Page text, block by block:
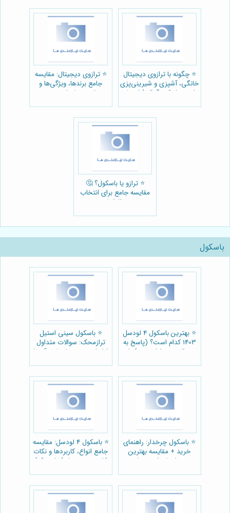
⭐️ چگونه با ترازوی دیجیتال
خانگی، آشپزی و شیرینی‌پزی
را متحول کنیم؟ 🍰 (راهنمای
⭐️ ترازوی دیجیتال: مقایسه
جامع برندها، ویژگی‌ها و
قیمت‌ها برای خرید
⭐️ ترازو یا باسکول؟ 🤔
مقایسه جامع برای انتخاب
بهینه و افزایش سود
باسکول
⭐️ بهترین باسکول 4 لودسل
1403 کدام است؟ (پاسخ به
سوالات متداول خرید) ⚖️
⭐️ باسکول سینی استیل
ترازمحک: سوالات متداول
قبل از خرید و پاسخ به آن‌ها
⭐️ باسکول چرخدار: راهنمای
خرید + مقایسه بهترین
مدل‌ها و قیمت ⚖️
⭐️ باسکول 4 لودسل: مقایسه
جامع انواع، کاربردها و نکات
کلیدی خرید ⚖️ (ترازمحک)